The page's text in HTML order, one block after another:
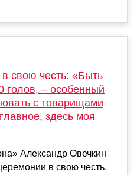
свою честь: «Быть
голов, – особенный
с товарищами
здесь моя
Александр Овечкин
в свою честь.